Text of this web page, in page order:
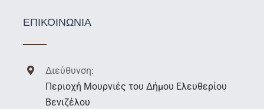
ΕΠΙΚΟΙΝΩΝΙΑ
Διεύθυνση:
Περιοχή Μουρνιές του Δήμου Ελευθερίου
Βενιζέλου